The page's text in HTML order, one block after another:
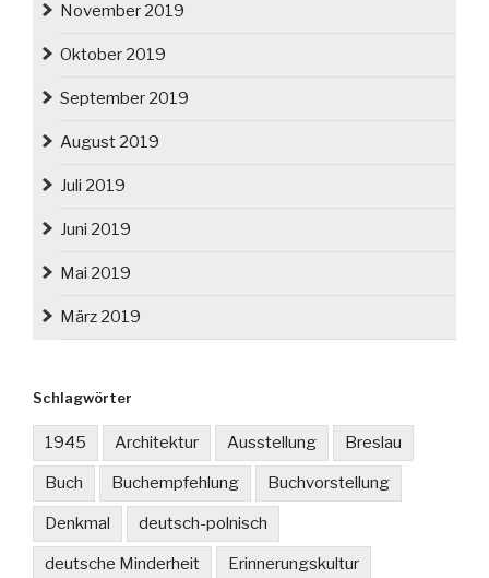
November 2019
Oktober 2019
September 2019
August 2019
Juli 2019
Juni 2019
Mai 2019
März 2019
Schlagwörter
1945 Architektur Ausstellung Breslau
Buch Buchempfehlung Buchvorstellung
Denkmal deutsch-polnisch
deutsche Minderheit Erinnerungskultur